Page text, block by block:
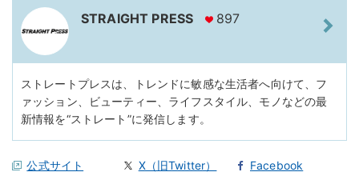
STRAIGHT PRESS 897
ストレートプレスは、トレンドに敏感な生活者へ向けて、フ
ァッション、ビューティー、ライフスタイル、モノなどの最
新情報を“ストレート”に発信します。
公式サイト X（旧Twitter） Facebook